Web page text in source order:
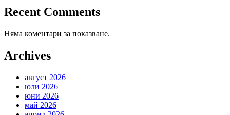
Recent Comments
Няма коментари за показване.
Archives
август 2026
юли 2026
юни 2026
май 2026